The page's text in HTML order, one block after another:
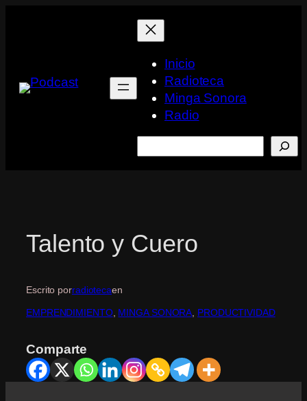
Inicio
Radioteca
Minga Sonora
Radio
Talento y Cuero
Escrito porradiotecaen
EMPRENDIMIENTO, MINGA SONORA PRODUCTIVIDAD
Comparte